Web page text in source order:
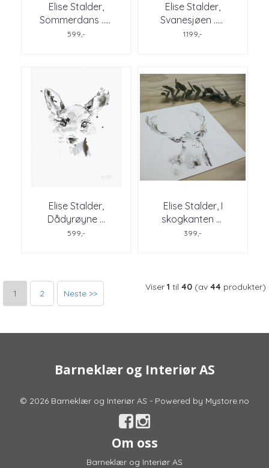
Elise Stalder,
Sommerdans .....
599,-
Elise Stalder,
Svanesjøen .....
1.199,-
Elise Stalder,
Dådyrøyne ...
599,-
Elise Stalder, I
skogkanten ...
399,-
1 2 Neste >>
Viser 1 til 40 (av 44 produkter)
Barneklær og Interiør AS
© 2026 Barneklær og Interiør AS - Powered by Mystore.no
Om oss
Barneklær og Interiør AS